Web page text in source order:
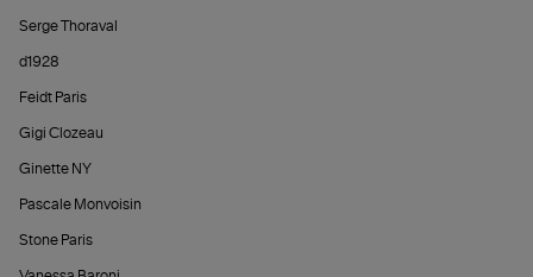
Serge Thoraval
d1928
Feidt Paris
Gigi Clozeau
Ginette NY
Pascale Monvoisin
Stone Paris